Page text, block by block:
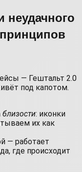
неудачного
— Гештальт 2.0
под капотом.
близости: иконки
их как
— работает
где происходит